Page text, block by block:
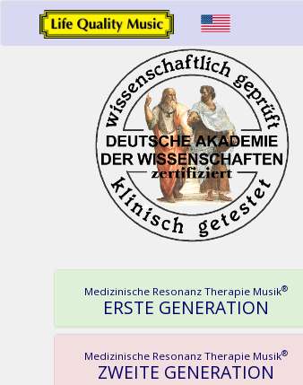
Medizinische Resonanz Therapie Musik®
ERSTE GENERATION
Medizinische Resonanz Therapie Musik®
ZWEITE GENERATION